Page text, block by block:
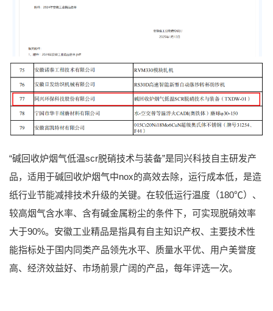
“碱回收炉烟气低温scr脱硝技术与装备”是同兴科技自主研发产
品，适用于碱回收炉烟气中nox的高效去除，运行成本低，是造
纸行业节能减排技术升级的关键。在较低运行温度（180℃）、
较高烟气含水率、含有碱金属粉尘的条件下，可实现脱硝效率
大于90%。安徽工业精品是指具有自主知识产权、主要技术性
能指标处于国内同类产品领先水平、质量水平优、用户美誉度
高、经济效益好、市场前景广阔的产品，每年评选一次。